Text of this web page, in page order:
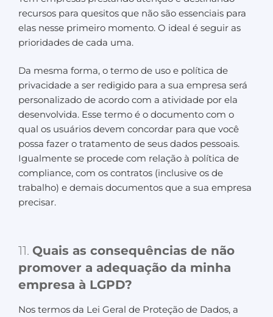
recursos para quesitos que não são essenciais para
elas nesse primeiro momento. O ideal é seguir as
prioridades de cada uma.
Da mesma forma, o termo de uso e política de
privacidade a ser redigido para a sua empresa será
personalizado de acordo com a atividade por ela
desenvolvida. Esse termo é o documento com o
qual os usuários devem concordar para que você
possa fazer o tratamento de seus dados pessoais.
Igualmente se procede com relação à política de
compliance, com os contratos (inclusive os de
trabalho) e demais documentos que a sua empresa
precisar.
11. Quais as consequências de não
promover a adequação da minha
empresa à LGPD?
Nos termos da Lei Geral de Proteção de Dados, a